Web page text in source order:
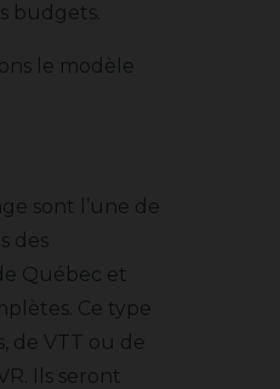
budgets.
le modèle
sont l’une de
des
Québec et
Ce type
de VTT ou de
Ils seront